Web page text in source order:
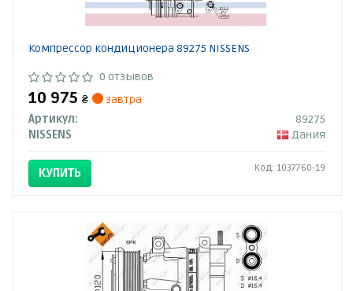
Компрессор кондиционера 89275 NISSENS
0 отзывов
10 975 ₴
завтра
Артикул:
89275
NISSENS
Дания
КУПИТЬ Код: 1037760-19